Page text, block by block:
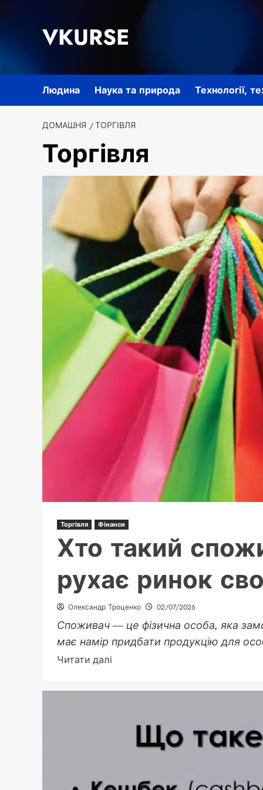
VKURSE
Людина Наука та природа Технології,
ДОМАШНЯ ТОРГІВЛЯ
Торгівля
Торгівля Фінанси
Хто такий
рухає ринок
Олександр Троценко 02/07/2026
Споживач — це фізична особа, яка
має намір придбати продукцію для
Читати далі
Хто